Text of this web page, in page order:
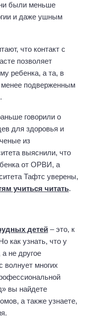
были меньше
и даже ушным
что контакт с
позволяет
ребенка, а та, в
менее подверженным
говорили о
для здоровья и
из
выяснили, что
от ОРВИ, а
Тафтс уверены,
учиться читать.
детей – это, к
как узнать, что у
не другое
волнует многих
вы найдете
а также узнаете,